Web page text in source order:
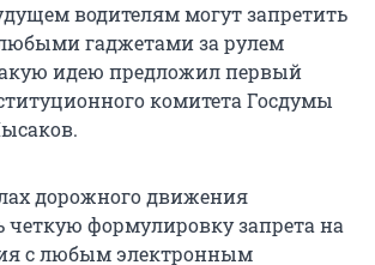
водителям могут запретить
гаджетами за рулем
идею предложил первый
комитета Госдумы
дорожного движения
четкую формулировку запрета на
с любым электронным